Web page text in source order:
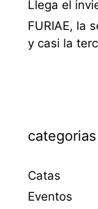
Llega el
FURIAE, la
y casi la
categorias
Catas
Eventos